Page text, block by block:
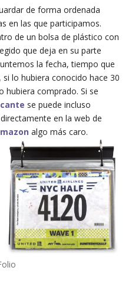
de forma ordenada
en las que participamos.
de un bolsa de plástico con
que deja en su parte
la fecha, tiempo que
lo hubiera conocido hace 30
hubiera comprado. Si se
se puede incluso
en la web de
algo más caro.